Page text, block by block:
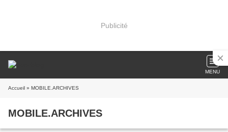
Publicité
MENU
Accueil » MOBILE.ARCHIVES
MOBILE.ARCHIVES